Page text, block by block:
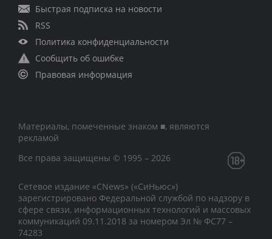
Быстрая подписка на новости
RSS
Политика конфиденциальности
Сообщить об ошибке
Правовая информация
Материалы, помеченные знаком ■, являются
рекламой
Все права защищены © 1995 – 2026
Сетевое издание «CNews» («СиНьюс»)
зарегистрировано Федеральной службой по надзору в
сфере связи, информационных технологий и массовых
коммуникаций 09.11.2018 за номером Эл № ФС77 –
74283